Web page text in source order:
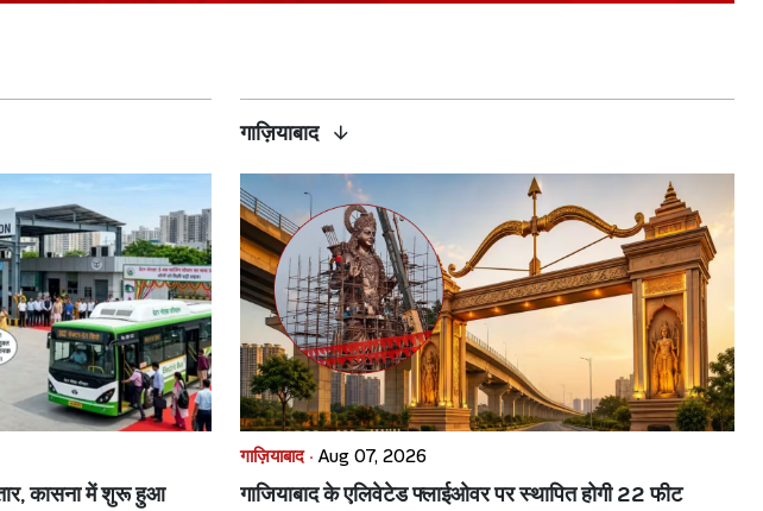
कासना में शुरू हुआ
गाज़ियाबाद
गाज़ियाबाद · Aug 07, 2026
गाजियाबाद के एलिवेटेड फ्लाईओवर पर स्थापित होगी 22 फीट